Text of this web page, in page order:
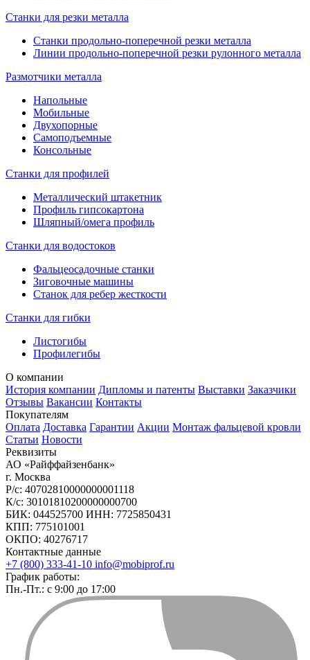
Станки для резки металла
Станки продольно-поперечной резки металла
Линии продольно-поперечной резки рулонного металла
Размотчики металла
Напольные
Мобильные
Двухопорные
Самоподъемные
Консольные
Станки для профилей
Металлический штакетник
Профиль гипсокартона
Шляпный/омега профиль
Станки для водостоков
Фальцеосадочные станки
Зиговочные машины
Станок для ребер жесткости
Станки для гибки
Листогибы
Профилегибы
О компании
История компании Дипломы и патенты Выставки Заказчики
Отзывы Вакансии Контакты
Покупателям
Оплата Доставка Гарантии Акции Монтаж фальцевой кровли
Статьи Новости
Реквизиты
АО «Райффайзенбанк»
г. Москва
Р/с: 40702810000000001118
К/с: 30101810200000000700
БИК: 044525700 ИНН: 7725850431
КПП: 775101001
ОКПО: 40276717
Контактные данные
+7 (800) 333-41-10 info@mobiprof.ru
График работы:
Пн.-Пт.: с 9:00 до 17:00